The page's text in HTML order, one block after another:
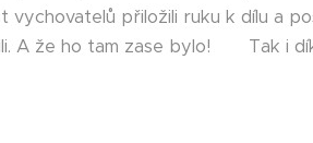
vychovatelů přiložili ruku k dílu a
A že ho tam zase bylo! 🤮 Tak i